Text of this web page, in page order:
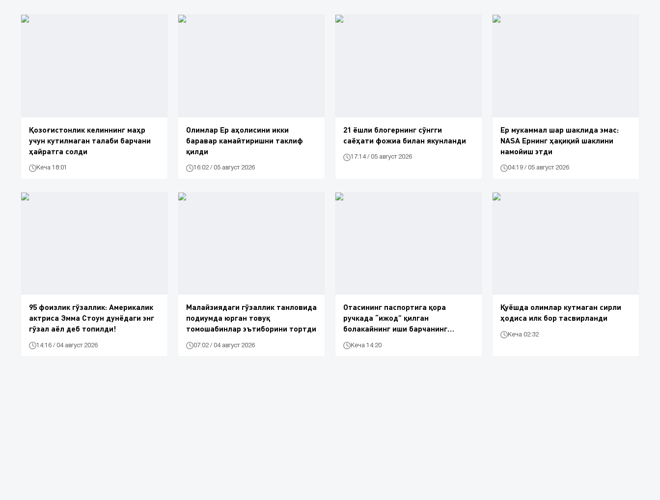
Қозоғистонлик келиннинг маҳр
учун кутилмаган талаби барчани
ҳайратга солди
Кеча 18:01
Олимлар Ер аҳолисини икки
баравар камайтиришни таклиф
қилди
16:02 / 05 август 2026
21 ёшли блогернинг сўнгги
саёҳати фожиа билан якунланди
17:14 / 05 август 2026
Ер мукаммал шар шаклида эмас:
NASA Ернинг ҳақиқий шаклини
намойиш этди
04:19 / 05 август 2026
95 фоизлик гўзаллик: Америкалик
актриса Эмма Стоун дунёдаги энг
гўзал аёл деб топилди!
14:16 / 04 август 2026
Малайзиядаги гўзаллик танловида
подиумда юрган товуқ
томошабинлар эътиборини тортди
07:02 / 04 август 2026
Отасининг паспортига қора
ручкада “ижод” қилган
болакайнинг иши барчанинг
Кеча 14:20
Қуёшда олимлар кутмаган сирли
ҳодиса илк бор тасвирланди
Кеча 02:32